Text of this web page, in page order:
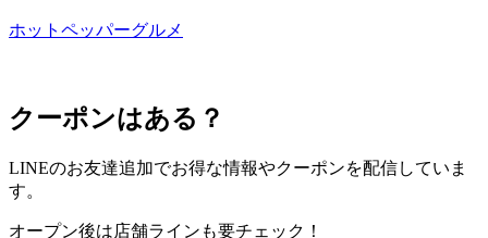
ホットペッパーグルメ
クーポンはある？
LINEのお友達追加でお得な情報やクーポンを配信していま
す。
オープン後は店舗ラインも要チェック！